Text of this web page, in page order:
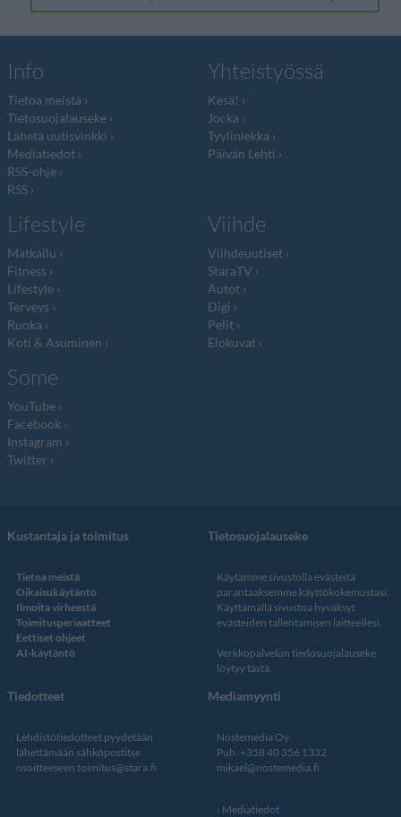
Info
Tietoa meistä
Tietosuojalauseke
Lähetä uutisvinkki
Mediatiedot
RSS-ohje
RSS
Yhteistyössä
Kesä!
Jocka
Tyyliniekka
Päivän Lehti
Lifestyle
Matkailu
Fitness
Lifestyle
Terveys
Ruoka
Koti & Asuminen
Viihde
Viihdeuutiset
StaraTV
Autot
Digi
Pelit
Elokuvat
Some
YouTube
Facebook
Instagram
Twitter
Kustantaja ja toimitus
Tietoa meistä
Oikaisukäytäntö
Ilmoita virheestä
Toimitusperiaatteet
Eettiset ohjeet
AI-käytäntö
Tietosuojalauseke
Käytämme sivustolla evästeitä
parantaaksemme käyttökokemustasi.
Käyttämällä sivustoa hyväksyt
evästeiden tallentamisen laitteellesi.
Verkkopalvelun tiedosuojalauseke
löytyy tästä.
Tiedotteet
Lehdistötiedotteet pyydetään
lähettämään sähköpostitse
osoitteeseen toimitus@stara.fi
Mediamyynti
Nostemedia Oy
Puh. +358 40 356 1332
mikael@nostemedia.fi
Mediatiedot